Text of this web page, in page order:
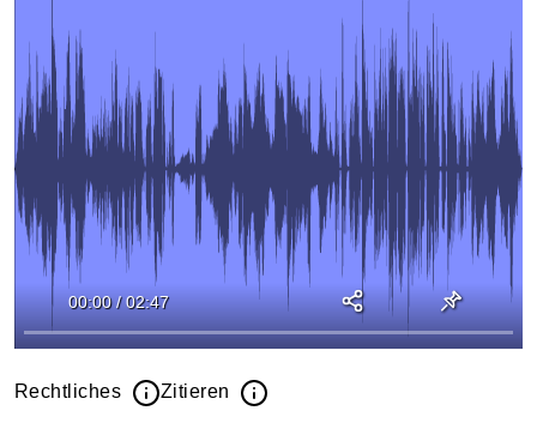
00:00 / 02:47
Rechtliches Zitieren